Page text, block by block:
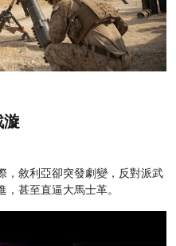
，敘利亞卻突發劇變，反對派武
甚至直逼大馬士革。